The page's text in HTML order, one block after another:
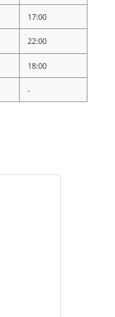
17:00
22:00
18:00
-